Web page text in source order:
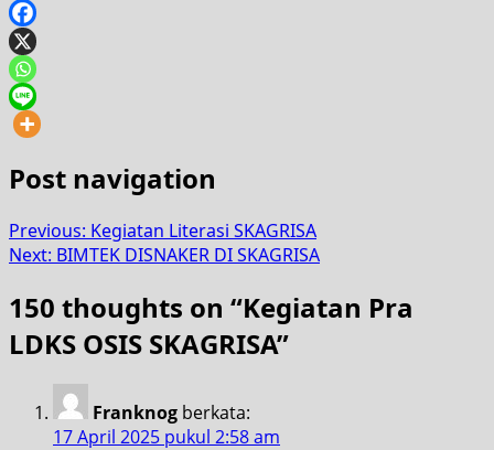
Post navigation
Previous: Kegiatan Literasi SKAGRISA
Next: BIMTEK DISNAKER DI SKAGRISA
150 thoughts on “Kegiatan Pra
LDKS OSIS SKAGRISA”
Franknog berkata:
17 April 2025 pukul 2:58 am